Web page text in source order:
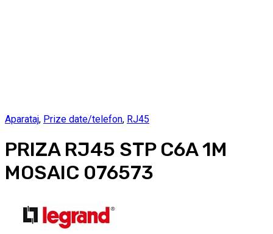
Aparataj, Prize date/telefon, RJ45
PRIZA RJ45 STP C6A 1M
MOSAIC 076573